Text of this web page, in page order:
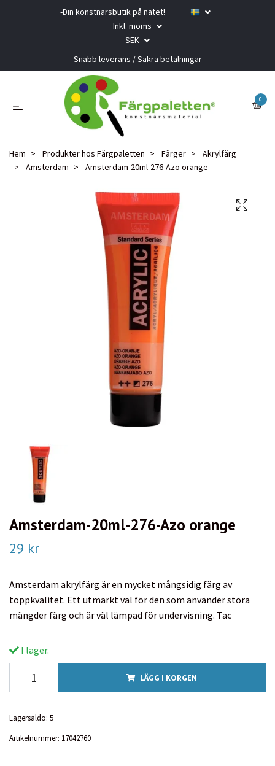
-Din konstnärsbutik på nätet!
Inkl. moms
SEK
Snabb leverans / Säkra betalningar
0
Hem Produkter hos Färgpaletten Färger
Akrylfärg
Amsterdam
Amsterdam-20ml-276-Azo orange
Amsterdam-20ml-276-Azo orange
29 kr
Amsterdam akrylfärg är en mycket mångsidig färg av
toppkvalitet. Ett utmärkt val för den som använder stora
mängder färg och är väl lämpad för undervisning. Tac
I lager.
LÄGG I KORGEN
Lagersaldo: 5
Artikelnummer: 17042760